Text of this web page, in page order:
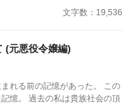
一歩引いて二人の仲を応援し
ラが応援しているのになぜか
文字数：19,536
(元悪役令嬢編)
れる前の記憶があった。 この
憶。 過去の私は貴族社会の頂